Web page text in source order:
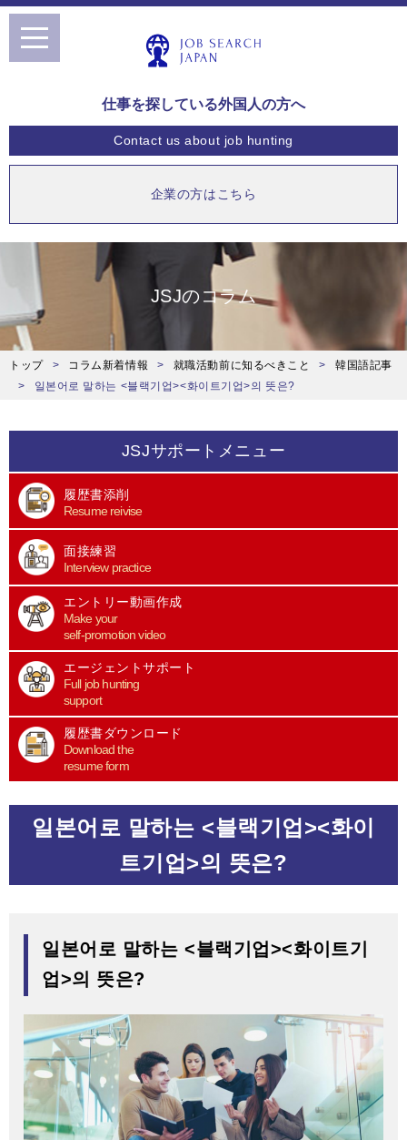
仕事を探している外国人の方へ
Contact usabout job hunting
企業の方はこちら
JSJのコラム
トップ コラム新着情報 就職活動前に知るべきこと
韓国語記事
일본어로 말하는 <블랙기업><화이트기업>의 뜻은?
toggle
navigation
JSJサポートメニュー
履歴書添削
Resume reivise
面接練習
Interview practice
エントリー動画作成
Make your
self-promotion video
エージェントサポート
Full job hunting
support
履歴書ダウンロード
Download the
resume form
일본어로 말하는 <블랙기업><화이
트기업>의 뜻은?
일본어로 말하는 <블랙기업><화이트기
업>의 뜻은?